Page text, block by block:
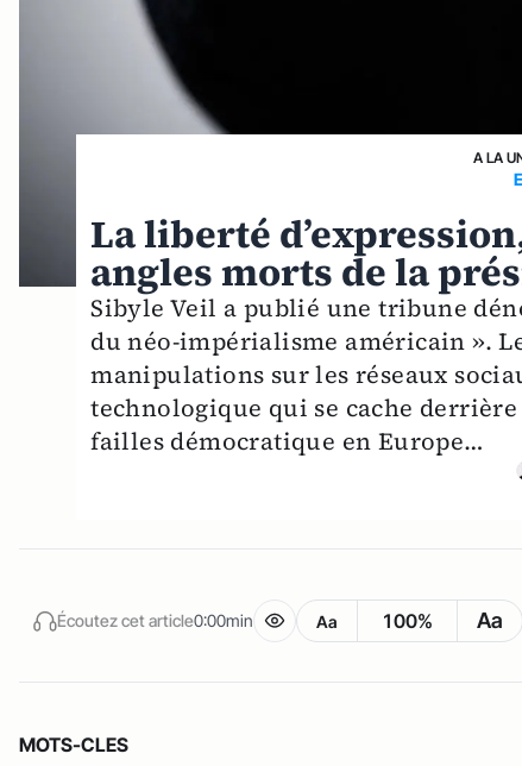
A LA
La liberté
angles morts de la
Sibyle Veil a publié une tribune
du néo-impérialisme américain ».
manipulations sur les réseaux
technologique qui se cache
failles démocratique en Europe…
Écoutez cet article0:00min Aa 100% Aa
MOTS-CLES